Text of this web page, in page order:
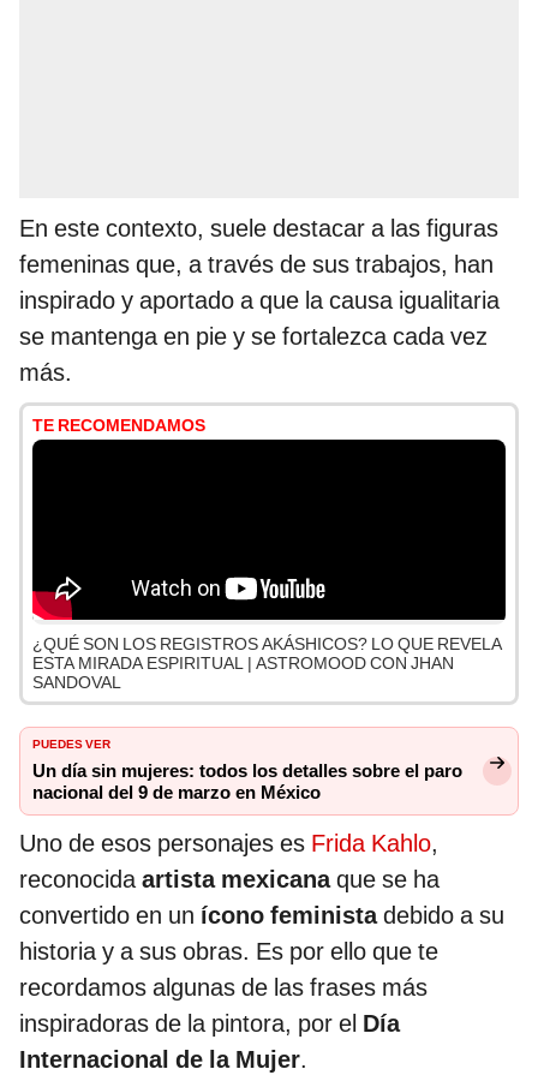
En este contexto, suele destacar a las figuras
femeninas que, a través de sus trabajos, han
inspirado y aportado a que la causa igualitaria
se mantenga en pie y se fortalezca cada vez
más.
TE RECOMENDAMOS
¿QUÉ SON LOS REGISTROS AKÁSHICOS? LO QUE REVELA
ESTA MIRADA ESPIRITUAL | ASTROMOOD CON JHAN
SANDOVAL
PUEDES VER
Un día sin mujeres: todos los detalles sobre el paro
nacional del 9 de marzo en México
Uno de esos personajes es Frida Kahlo,
reconocidaartista mexicanaque se ha
convertido en un ícono feministadebido a su
historia y a sus obras. Es por ello que te
recordamos algunas de las frases más
inspiradoras de la pintora, por el Día
Internacional de la Mujer.